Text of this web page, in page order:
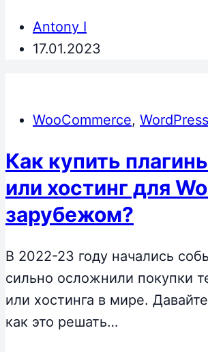
Antony I
17.01.2023
WooCommerce, WordPress
Как купить
или хостинг для
зарубежом?
В 2022-23 году начались
сильно осложнили покупки
или хостинга в мире.
как это решать…